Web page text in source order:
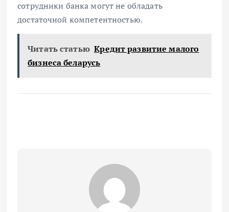
сотрудники банка могут не обладать
достаточной компетентностью.
Читать статью Кредит развитие малого
бизнеса беларусь